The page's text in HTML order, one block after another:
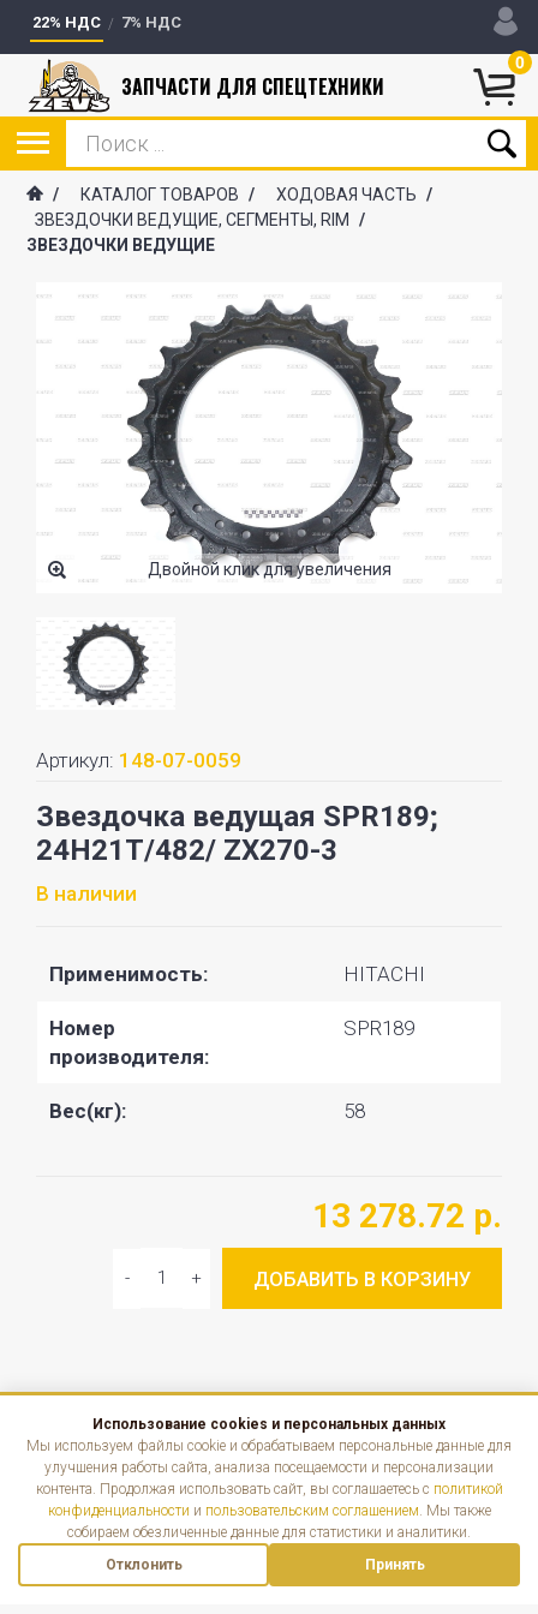
22% НДС 7% НДС
0
ЗАПЧАСТИ ДЛЯ СПЕЦТЕХНИКИ
/ КАТАЛОГ ТОВАРОВ / ХОДОВАЯ ЧАСТЬ /
ЗВЕЗДОЧКИ ВЕДУЩИЕ, СЕГМЕНТЫ, RIM
/
ЗВЕЗДОЧКИ ВЕДУЩИЕ
Двойной клик для увеличения
Артикул: 148-07-0059
Звездочка ведущая SPR189;
24H21T/482/ ZX270-3
В наличии
Применимость: HITACHI
Номер
производителя:
SPR189
Вес(кг): 58
13 278.72 р.
ДОБАВИТЬ В КОРЗИНУ
КАТАЛОГ
ИНФОРМАЦИЯ
КОНТАКТЫ
Использование cookies и персональных данных
Мы используем файлы cookie и обрабатываем персональные данные для
улучшения работы сайта, анализа посещаемости и персонализации
контента. Продолжая использовать сайт, вы соглашаетесь с политикой
конфиденциальности и пользовательским соглашением. Мы также
собираем обезличенные данные для статистики и аналитики.
Отклонить
Принять